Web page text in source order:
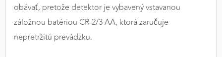
obávať, pretože detektor je vybavený vstavanou
záložnou batériou CR-2/3 AA, ktorá zaručuje
nepretržitú prevádzku.
stránkami. Umožňujú nám a našim partnerom
zobrazovať cielenú a relevantnú reklamu, a to na
našom webe aj v reklamných sieťach tretích strán.